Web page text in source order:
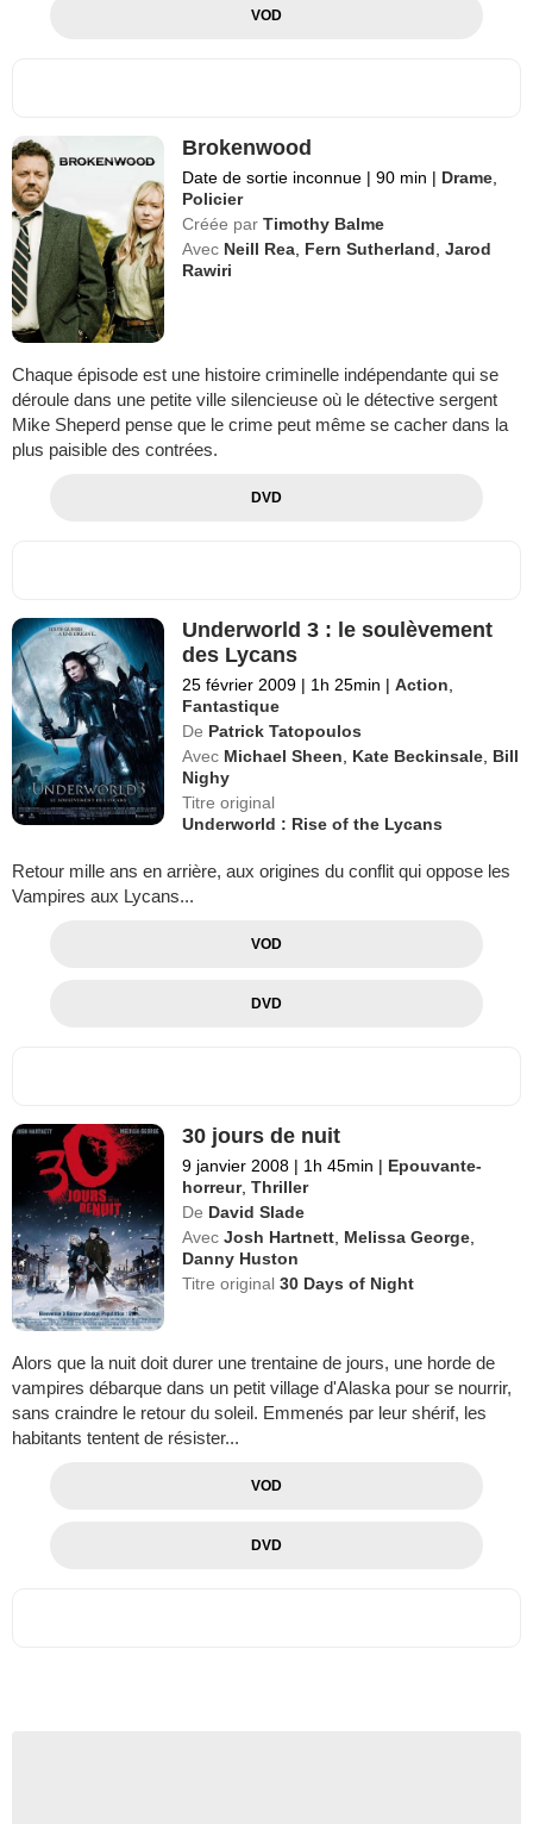
VOD
Brokenwood
Date de sortie inconnue | 90 min | Drame
Policier
Créée par Timothy Balme
Avec Neill Rea Fern Sutherland ,Jarod
Rawiri
Chaque épisode est une histoire criminelle indépendante qui se
déroule dans une petite ville silencieuse où le détective sergent
Mike Sheperd pense que le crime peut même se cacher dans la
plus paisible des contrées.
DVD
Underworld 3 : le soulèvement
des Lycans
25 février 2009 | 1h 25min | Action
Fantastique
De Patrick Tatopoulos
Avec Michael Sheen Kate Beckinsale Bill
Nighy
Titre original
Underworld : Rise of the Lycans
Retour mille ans en arrière, aux origines du conflit qui oppose les
Vampires aux Lycans...
VOD
DVD
30 jours de nuit
9 janvier 2008 | 1h 45min | Epouvante-
horreur,Thriller
De David Slade
Avec Josh Hartnett Melissa George
Danny Huston
Titre original30 Days of Night
Alors que la nuit doit durer une trentaine de jours, une horde de
vampires débarque dans un petit village d'Alaska pour se nourrir,
sans craindre le retour du soleil. Emmenés par leur shérif, les
habitants tentent de résister...
VOD
DVD